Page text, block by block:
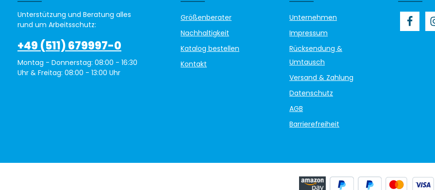
Unterstützung und Beratung alles
rund um Arbeitsschutz:
+49 (511) 679997-0
Montag - Donnerstag: 08:00 - 16:30
Uhr & Freitag: 08:00 - 13:00 Uhr
Größenberater
Nachhaltigkeit
Katalog bestellen
Kontakt
Unternehmen
Impressum
Rücksendung &
Umtausch
Versand & Zahlung
Datenschutz
AGB
Barrierefreiheit